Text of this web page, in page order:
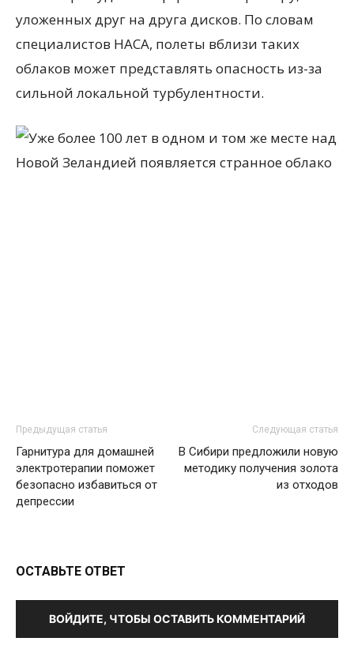
уложенных друг на друга дисков. По словам
специалистов НАСА, полеты вблизи таких
облаков может представлять опасность из-за
сильной локальной турбулентности.
Предыдущая статья
Гарнитура для домашней
электротерапии поможет
безопасно избавиться от
депрессии
Следующая статья
В Сибири предложили новую
методику получения золота
из отходов
ОСТАВЬТЕ ОТВЕТ
ВОЙДИТЕ, ЧТОБЫ ОСТАВИТЬ КОММЕНТАРИЙ